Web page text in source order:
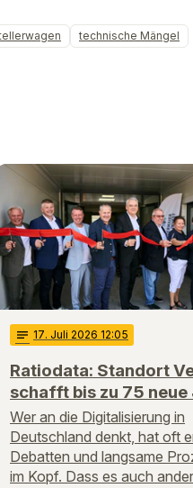
technische Mängel
notes 17. Juli 2026 12:05
Ratiodata: Standort
schafft bis zu 75 neue
Wer an die Digitalisierung in
Deutschland denkt, hat oft
Debatten und langsame
im Kopf. Dass es auch